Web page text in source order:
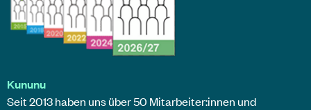
Kununu
Seit 2013 haben uns über 50 Mitarbeiter:innen und